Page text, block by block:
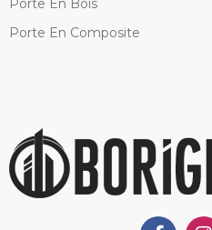
Porte En Bois
Porte En Composite